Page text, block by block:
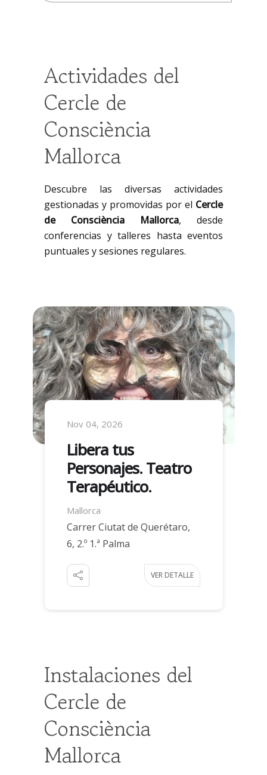
Actividades del
Cercle de
Consciència
Mallorca
Descubre las diversas actividades
gestionadas y promovidas por el Cercle
de Consciència Mallorca, desde
conferencias y talleres hasta eventos
puntuales y sesiones regulares.
Nov 11, 2026
Entre Mujeres –
Grupo Terapéutico
Mallorca
Mallorca
Carrer Ciutat de Querétaro,
6, 2.º 1.ª Palma
VER DETALLE
Instalaciones del
Cercle de
Consciència
Mallorca